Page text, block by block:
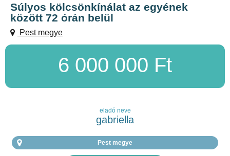
Súlyos kölcsönkínálat az egyének
között 72 órán belül
Pest megye
6 000 000 Ft
eladó neve
gabriella
Pest megye